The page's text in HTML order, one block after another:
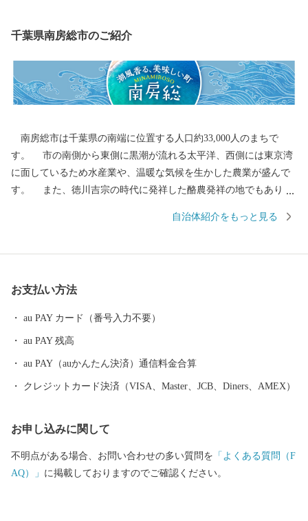
千葉県南房総市のご紹介
南房総市は千葉県の南端に位置する人口約33,000人のまちで
す。 市の南側から東側に黒潮が流れる太平洋、西側には東京湾
に面しているため水産業や、温暖な気候を生かした農業が盛んで
す。 また、徳川吉宗の時代に発祥した酪農発祥の地でもありま
わびは全国の市場を通じて食卓や料理店を賑わせています。 地元
治42年以来、天皇・皇后両陛下に献上が続いている最高級の枇杷
自治体紹介をもっと見る
お支払い方法
au PAY カード（番号入力不要）
au PAY 残高
au PAY（auかんたん決済）通信料金合算
クレジットカード決済（VISA、Master、JCB、Diners、AMEX）
お申し込みに関して
不明点がある場合、お問い合わせの多い質問を 「よくある質問（F
AQ）」 に掲載しておりますのでご確認ください。